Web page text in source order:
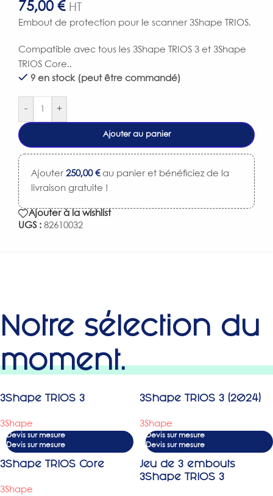
75,00 € HT
Embout de protection pour le scanner 3Shape TRIOS.
Compatible avec tous les 3Shape TRIOS 3 et 3Shape
TRIOS Core..
9 en stock (peut être commandé)
- +
Ajouter au panier
Ajouter 250,00 €au panier et bénéficiez de la
livraison gratuite !
Ajouter à la wishlist
UGS : 82610032
Notre sélection du
moment.
3Shape TRIOS 3
3Shape
Devis sur mesure
3Shape TRIOS 3 (2024)
3Shape
Devis sur mesure
3Shape TRIOS Core
3Shape
-13%
Jeu de 3 embouts
3Shape TRIOS 3